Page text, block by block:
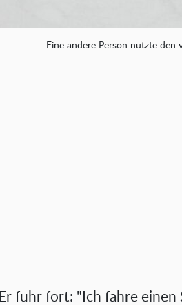
Eine andere Person nutzte den
Er fuhr fort: "Ich fahre einen